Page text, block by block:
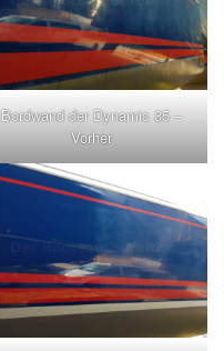
Bordwand der Dynamic 35 –
Vorher